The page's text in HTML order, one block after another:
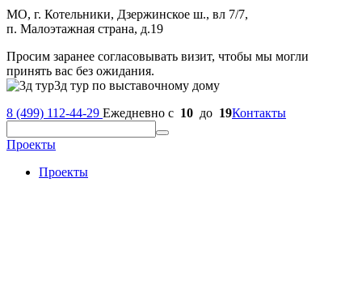
МО, г. Котельники, Дзержинское ш., вл 7/7,
п. Малоэтажная страна, д.19
Просим заранее согласовывать визит, чтобы мы могли
принять вас без ожидания.
3д тур по выставочному дому
8 (499) 112-44-29 Ежедневно с 10 до 19Контакты
Проекты
Проекты